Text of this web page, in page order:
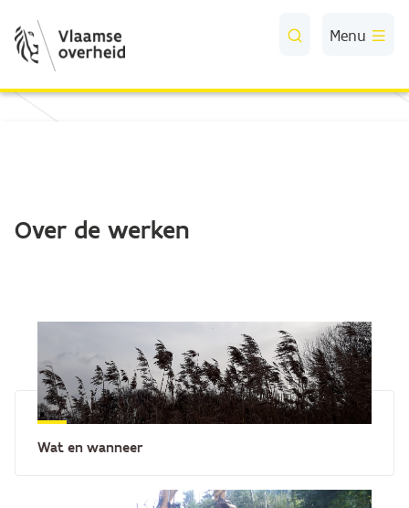
Skip to Main Content
Menu
Over de werken
Wat en wanneer